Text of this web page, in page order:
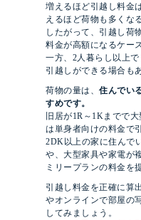
増えるほど引越し料金
えるほど荷物も多くな
したがって、引越し荷
料金が高額になるケー
一方、2人暮らし以上
引越しができる場合も
荷物の量は、 住んでい
すめです。
旧居が1R～1Kまでで
は単身者向けの料金で
2DK以上の家に住んで
や、大型家具や家電が
ミリープランの料金を
引越し料金を正確に算
やオンラインで部屋の
してみましょう。